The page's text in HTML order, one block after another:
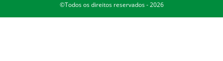
©Todos os direitos reservados - 2026